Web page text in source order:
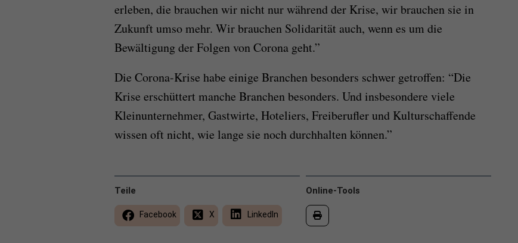
erleben, die brauchen wir nicht nur während der Krise, wir brauchen sie in
Zukunft umso mehr. Wir brauchen Solidarität auch, wenn es um die
Bewältigung der Folgen von Corona geht.”
Die Corona-Krise habe einige Branchen besonders schwer getroffen: “Die
Krise erschüttert manche Branchen besonders. Und insbesondere viele
Kleinunternehmer, Gastwirte, Hoteliers, Freiberufler und Kulturschaffende
wissen oft nicht, wie lange sie noch durchhalten können.”
Online-Tools
Teile
Facebook X LinkedIn